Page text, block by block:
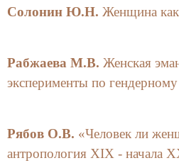
академиков высказалась за
педагогическую и
формального права сдавать
Закономерным событием
Учебно-научного гендерного
первой декаде июня 2001 г.
Солонин Ю.Н. Женщина
Рабжаева М.В. Женская
эксперименты по
Рябов О.В. «Человек ли
антропология XIX - начала